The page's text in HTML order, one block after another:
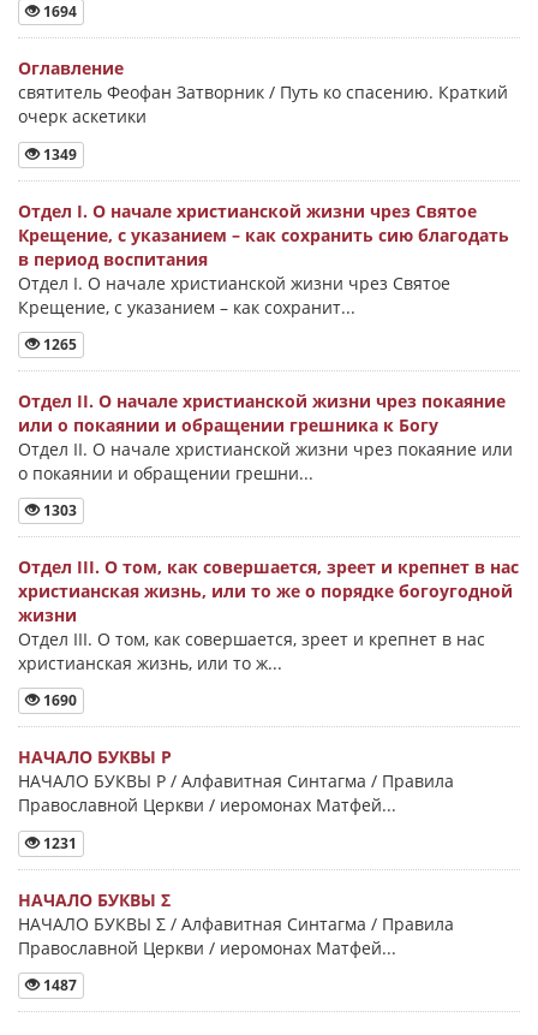
1694
Оглавление
святитель Феофан Затворник / Путь ко спасению. Краткий
очерк аскетики
1349
Отдел I. О начале христианской жизни чрез Святое
Крещение, с указанием – как сохранить сию благодать
в период воспитания
Отдел I. О начале христианской жизни чрез Святое
Крещение, с указанием – как сохранит...
1265
Отдел II. О начале христианской жизни чрез покаяние
или о покаянии и обращении грешника к Богу
Отдел II. О начале христианской жизни чрез покаяние или
о покаянии и обращении грешни...
1303
Отдел III. О том, как совершается, зреет и крепнет в нас
христианская жизнь, или то же о порядке богоугодной
жизни
Отдел III. О том, как совершается, зреет и крепнет в нас
христианская жизнь, или то ж...
1690
НАЧАЛО БУКВЫ Ρ
НАЧАЛО БУКВЫ Ρ / Алфавитная Синтагма / Правила
Православной Церкви / иеромонах Матфей...
1231
НАЧАЛО БУКВЫ Σ
НАЧАЛО БУКВЫ Σ / Алфавитная Синтагма / Правила
Православной Церкви / иеромонах Матфей...
1487